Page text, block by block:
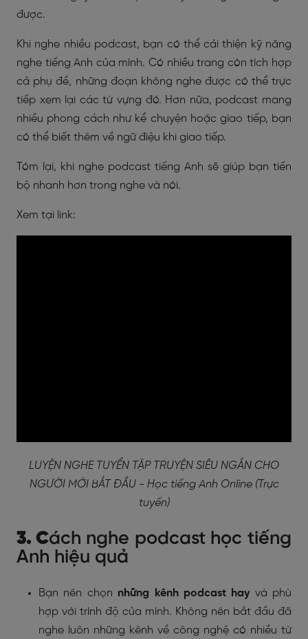
được.
Khi nghe nhiều podcast, bạn có thể cải thiện kỹ năng
nghe tiếng Anh của mình. Có nhiều trang còn tích hợp
cả phụ đề, những đoạn không nghe được có thể trực
tiếp xem lại các từ vựng đó. Hơn nữa, podcast mang
nhiều phong cách như kể chuyện hoặc giao tiếp, bạn
có thể biết thêm về ngữ điệu khi giao tiếp.
Tóm lại, khi nghe podcast tiếng Anh sẽ giúp bạn tiến
bộ nhanh hơn trong nghe và nói.
Xem tại link:
LUYỆN NGHE TUYỂN TẬP TRUYỆN SIÊU NGẮN CHO
NGƯỜI MỚI BẮT ĐẦU - Học tiếng Anh Online (Trực
tuyến)
3. Cách nghe podcast học tiếng
Anh hiệu quả
Bạn nên chọn những kênh podcast hay và phù
hợp với trình độ của mình. Không nên bắt đầu đã
nghe luôn những kênh về công nghệ có nhiều từ